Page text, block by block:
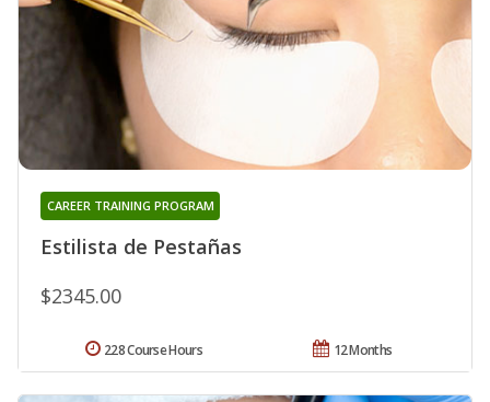
Estilista de Pestañas
CAREER TRAINING PROGRAM
$2345.00
12 Months
228 Course Hours